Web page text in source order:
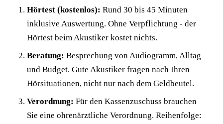
Hörtest (kostenlos): Rund 30 bis 45 Minuten
inklusive Auswertung. Ohne Verpflichtung - der
Hörtest beim Akustiker kostet nichts.
Beratung: Besprechung von Audiogramm, Alltag
und Budget. Gute Akustiker fragen nach Ihren
Hörsituationen, nicht nur nach dem Geldbeutel.
Verordnung: Für den Kassenzuschuss brauchen
Sie eine ohrenärztliche Verordnung. Reihenfolge: